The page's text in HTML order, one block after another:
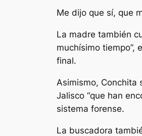
Me dijo que sí, que
La madre también
muchísimo tiempo”,
final.
Asimismo, Conchita
Jalisco “que han
sistema forense.
La buscadora